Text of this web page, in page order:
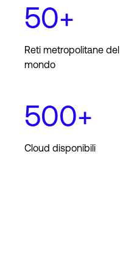
Language
Accesso
50+
Reti metropolitane del
mondo
500+
Cloud disponibili